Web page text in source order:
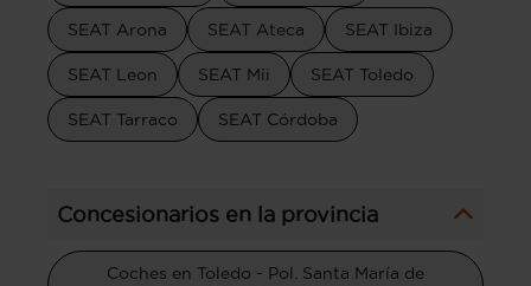
SEAT Arona SEAT Ateca SEAT Ibiza
SEAT Leon SEAT Mii SEAT Toledo
SEAT Tarraco SEAT Córdoba
Concesionarios en la provincia
Coches en Toledo - Pol. Santa María de